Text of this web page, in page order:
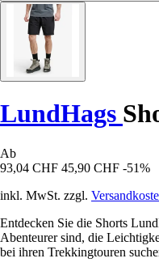
LundHags
Ab
93,04 CHF 45,90 CHF -51%
inkl. MwSt. zzgl.
Entdecken Sie die Shorts
Abenteurer sind, die
bei ihren Trekkingtouren